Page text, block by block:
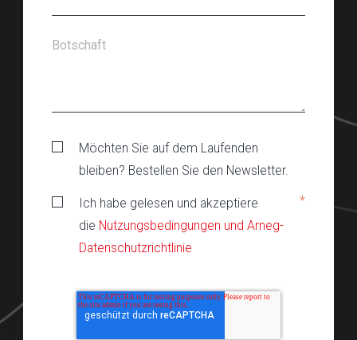
Botschaft
Möchten Sie auf dem Laufenden
bleiben? Bestellen Sie den Newsletter.
Ich habe gelesen und akzeptiere
die Nutzungsbedingungen und Arneg-
Datenschutzrichtlinie
*